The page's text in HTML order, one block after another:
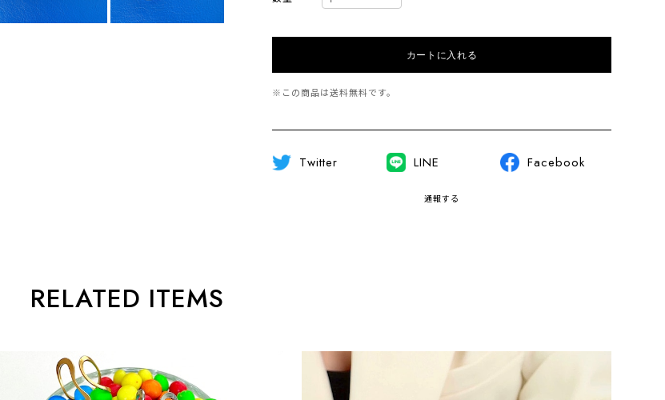
カートに入れる
※この商品は送料無料です。
Twitter LINE Facebook
通報する
RELATED ITEMS